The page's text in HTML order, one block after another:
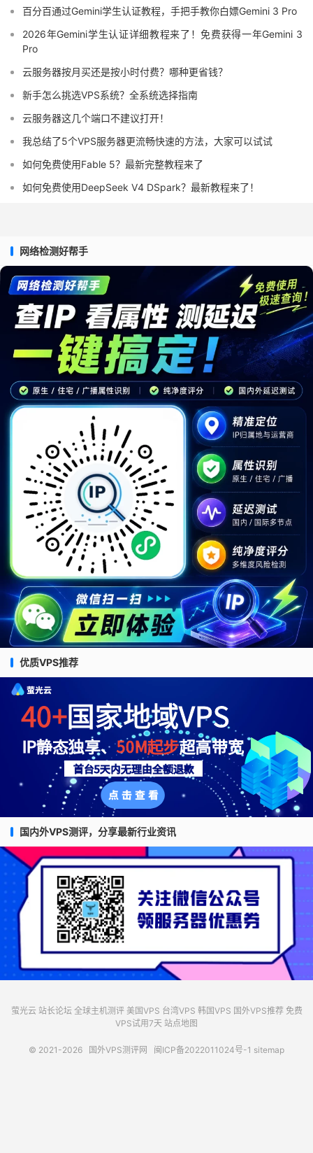
百分百通过Gemini学生认证教程，手把手教你白嫖Gemini 3 Pro
2026年Gemini学生认证详细教程来了！免费获得一年Gemini 3
Pro
云服务器按月买还是按小时付费？哪种更省钱？
新手怎么挑选VPS系统？全系统选择指南
云服务器这几个端口不建议打开！
我总结了5个VPS服务器更流畅快速的方法，大家可以试试
如何免费使用Fable 5？最新完整教程来了
如何免费使用DeepSeek V4 DSpark？最新教程来了！
网络检测好帮手
优质VPS推荐
国内外VPS测评，分享最新行业资讯
萤光云 站长论坛 全球主机测评 美国VPS 台湾VPS 韩国VPS 国外VPS推荐 免费
VPS试用7天 站点地图
© 2021-2026 国外VPS测评网 闽ICP备2022011024号-1 sitemap